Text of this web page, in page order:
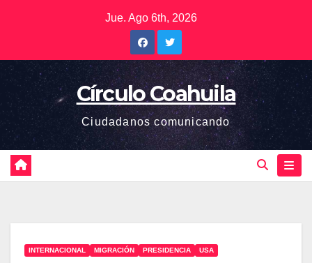
Jue. Ago 6th, 2026
Círculo Coahuila
Ciudadanos comunicando
INTERNACIONAL MIGRACIÓN PRESIDENCIA USA